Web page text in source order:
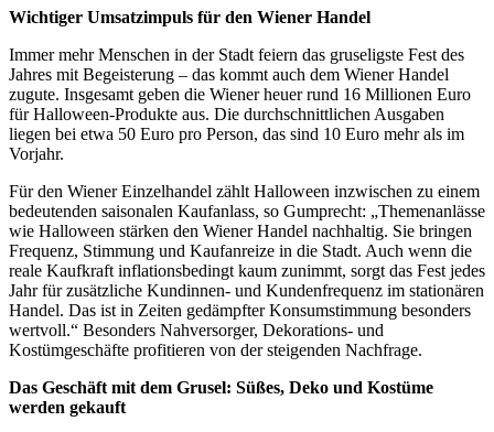
Wichtiger Umsatzimpuls für den Wiener Handel
Immer mehr Menschen in der Stadt feiern das gruseligste Fest des
Jahres mit Begeisterung – das kommt auch dem Wiener Handel
zugute. Insgesamt geben die Wiener heuer rund 16 Millionen Euro
für Halloween-Produkte aus. Die durchschnittlichen Ausgaben
liegen bei etwa 50 Euro pro Person, das sind 10 Euro mehr als im
Vorjahr.
Für den Wiener Einzelhandel zählt Halloween inzwischen zu einem
bedeutenden saisonalen Kaufanlass, so Gumprecht: „Themenanlässe
wie Halloween stärken den Wiener Handel nachhaltig. Sie bringen
Frequenz, Stimmung und Kaufanreize in die Stadt. Auch wenn die
reale Kaufkraft inflationsbedingt kaum zunimmt, sorgt das Fest jedes
Jahr für zusätzliche Kundinnen- und Kundenfrequenz im stationären
Handel. Das ist in Zeiten gedämpfter Konsumstimmung besonders
wertvoll.“ Besonders Nahversorger, Dekorations- und
Kostümgeschäfte profitieren von der steigenden Nachfrage.
Das Geschäft mit dem Grusel: Süßes, Deko und Kostüme
werden gekauft